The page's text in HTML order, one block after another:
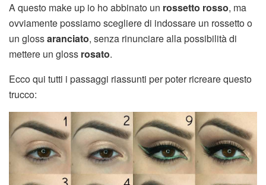
A questo make up io ho abbinato un rossetto rosso, ma
ovviamente possiamo scegliere di indossare un rossetto o
un glossaranciato, senza rinunciare alla possibilità di
mettere un gloss rosato.
Ecco qui tutti i passaggi riassunti per poter ricreare questo
trucco: